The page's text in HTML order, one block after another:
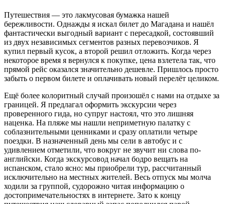
Путешествия — это лакмусовая бумажка нашей
бережливости. Однажды я искал билет до Магадана и нашёл
фантастически выгодный вариант с пересадкой, состоявший
из двух независимых сегментов разных перевозчиков. Я
купил первый кусок, а второй решил отложить. Когда через
некоторое время я вернулся к покупке, цена взлетела так, что
прямой рейс оказался значительно дешевле. Пришлось просто
забыть о первом билете и оплачивать новый перелёт целиком.
Ещё более колоритный случай произошёл с нами на отдыхе за
границей. Я предлагал оформить экскурсии через
проверенного гида, но супруг настоял, что это лишняя
наценка. На пляже мы нашли неприметную палатку с
соблазнительными ценниками и сразу оплатили четыре
поездки. В назначенный день мы сели в автобус и с
удивлением отметили, что вокруг не звучит ни слова по-
английски. Когда экскурсовод начал бодро вещать на
испанском, стало ясно: мы приобрели тур, рассчитанный
исключительно на местных жителей. Весь отпуск мы молча
ходили за группой, судорожно читая информацию о
достопримечательностях в интернете. Зато к концу